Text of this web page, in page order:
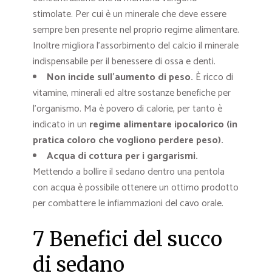
stimolate. Per cui è un minerale che deve essere
sempre ben presente nel proprio regime alimentare.
Inoltre migliora l’assorbimento del calcio il minerale
indispensabile per il benessere di ossa e denti.
Non incide sull’aumento di peso. È ricco di
vitamine, minerali ed altre sostanze benefiche per
l’organismo. Ma è povero di calorie, per tanto è
indicato in un regime alimentare ipocalorico (in
pratica coloro che vogliono perdere peso).
Acqua di cottura per i gargarismi.
Mettendo a bollire il sedano dentro una pentola
con acqua è possibile ottenere un ottimo prodotto
per combattere le infiammazioni del cavo orale.
7 Benefici del succo
di sedano